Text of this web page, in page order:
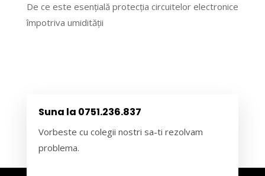
De ce este esențială protecția circuitelor electronice
împotriva umidității
Suna la 0751.236.837
Vorbeste cu colegii nostri sa-ti rezolvam
problema.